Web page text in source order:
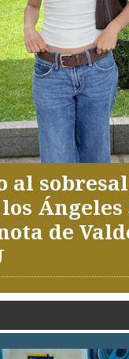
al
Ángeles
de